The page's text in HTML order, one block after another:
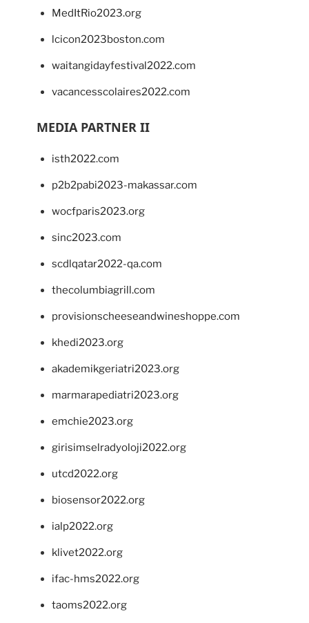
MedItRio2023.org
lcicon2023boston.com
waitangidayfestival2022.com
vacancesscolaires2022.com
MEDIA PARTNER II
isth2022.com
p2b2pabi2023-makassar.com
wocfparis2023.org
sinc2023.com
scdlqatar2022-qa.com
thecolumbiagrill.com
provisionscheeseandwineshoppe.com
khedi2023.org
akademikgeriatri2023.org
marmarapediatri2023.org
emchie2023.org
girisimselradyoloji2022.org
utcd2022.org
biosensor2022.org
ialp2022.org
klivet2022.org
ifac-hms2022.org
taoms2022.org